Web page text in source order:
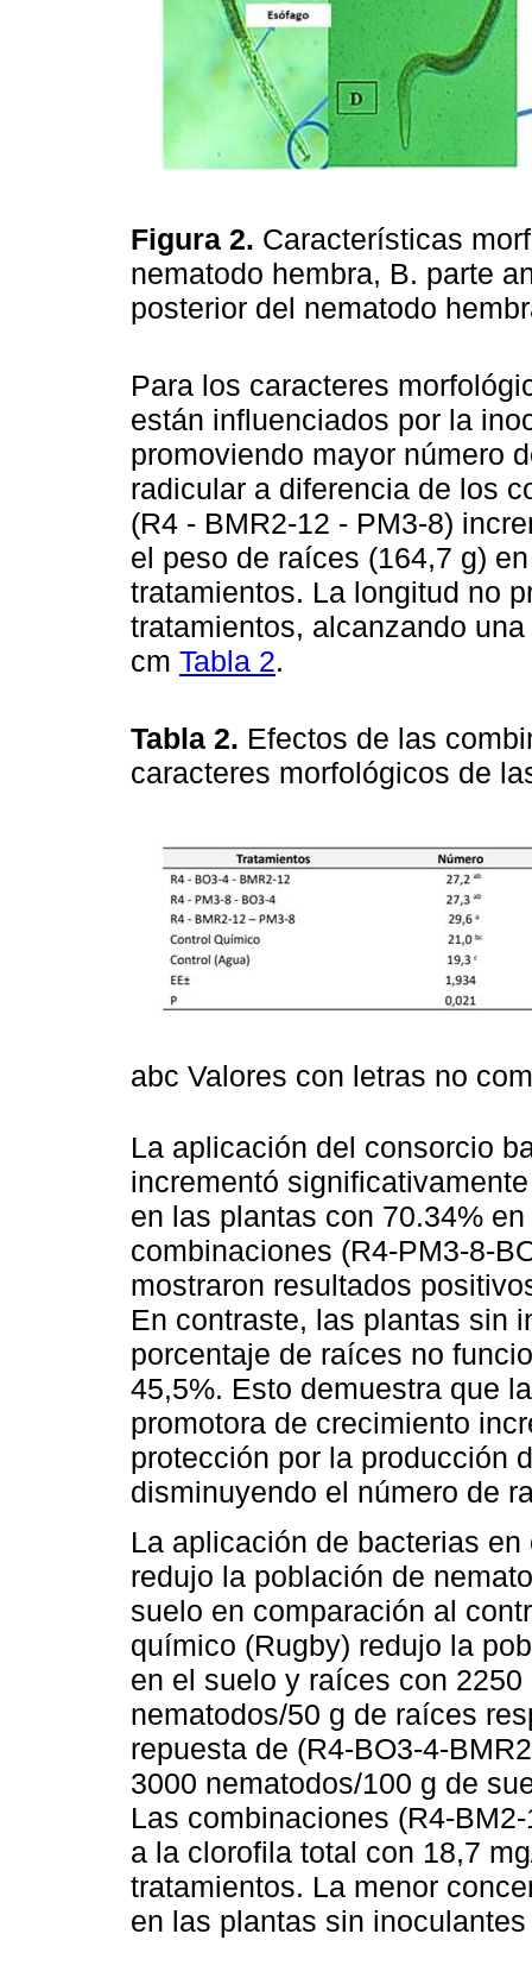
Figura 2. Características
nematodo hembra, B. parte
posterior del nematodo
Para los caracteres
están influenciados por la
promoviendo mayor número
radicular a diferencia de los
(R4 - BMR2-12 - PM3-8)
el peso de raíces (164,7 g)
tratamientos. La longitud no
tratamientos, alcanzando
cm Tabla 2.
Tabla 2. Efectos de las
caracteres morfológicos de
abc Valores con letras no
La aplicación del consorcio
incrementó
en las plantas con 70.34%
combinaciones (R4-PM3-8-
mostraron resultados
En contraste, las plantas sin
porcentaje de raíces no
45,5%. Esto demuestra que
promotora de crecimiento
protección por la producción
disminuyendo el número de
La aplicación de bacterias
redujo la población de
suelo en comparación al
químico (Rugby) redujo la
en el suelo y raíces con
nematodos/50 g de raíces
repuesta de (R4-BO3-4-
3000 nematodos/100 g de
Las combinaciones (R4-
a la clorofila total con 18,7
tratamientos. La menor
en las plantas sin